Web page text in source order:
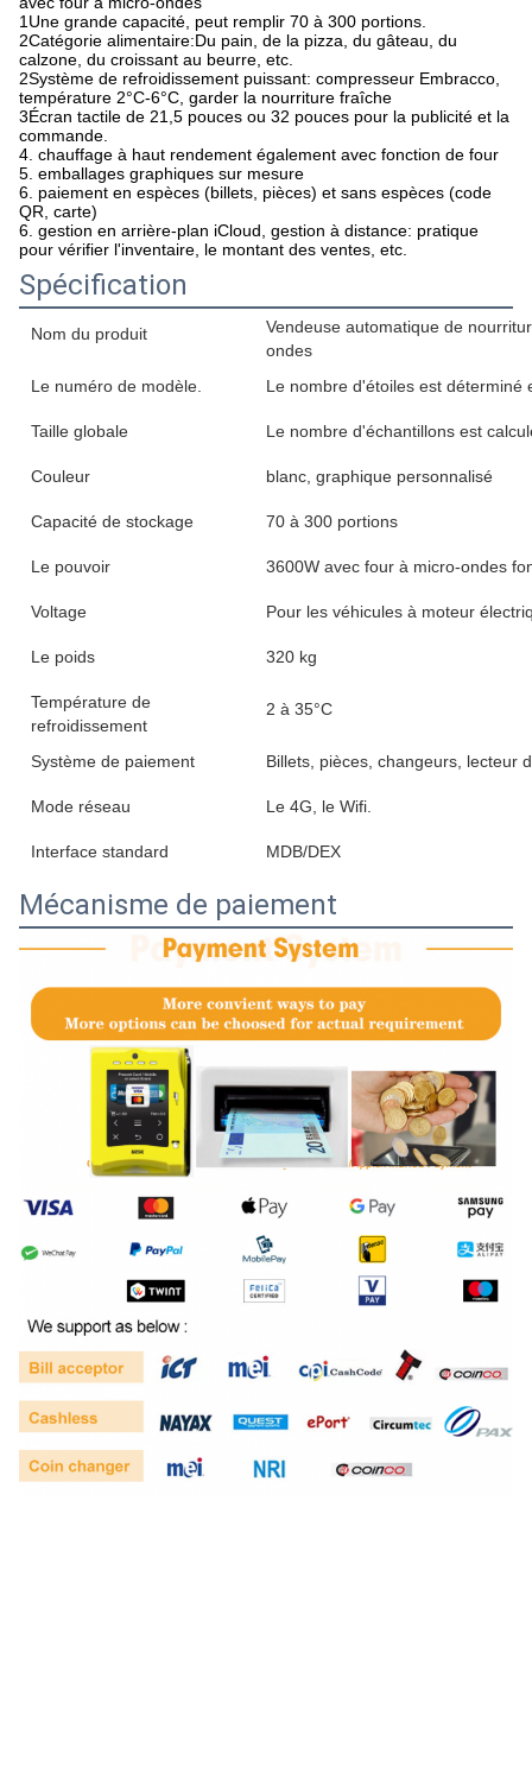
1Une grande capacité, peut remplir 70 à 300 portions.
2Catégorie alimentaire:Du pain, de la pizza, du gâteau, du
calzone, du croissant au beurre, etc.
2Système de refroidissement puissant: compresseur Embracco,
température 2°C-6°C, garder la nourriture fraîche
3Écran tactile de 21,5 pouces ou 32 pouces pour la publicité et la
commande.
4. chauffage à haut rendement également avec fonction de four
5. emballages graphiques sur mesure
6. paiement en espèces (billets, pièces) et sans espèces (code
QR, carte)
6. gestion en arrière-plan iCloud, gestion à distance: pratique
pour vérifier l'inventaire, le montant des ventes, etc.
Spécification
Nom du produit
Vendeuse automatique de
ondes
Le numéro de modèle.
Le nombre d'étoiles est déterminé
Taille globale Le nombre d'échantillons est
Couleur blanc, graphique personnalisé
Capacité de stockage 70 à 300 portions
Le pouvoir 3600W avec four à micro-ondes
Voltage Pour les véhicules à moteur
Le poids 320 kg
Température de
refroidissement
2 à 35°C
Système de paiement Billets, pièces, changeurs, lecteur
Mode réseau Le 4G, le Wifi.
Interface standard MDB/DEX
Mécanisme de paiement